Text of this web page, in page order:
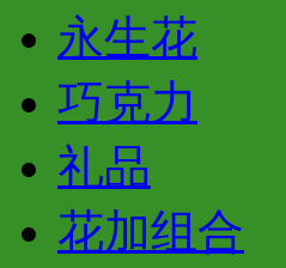
永生花
巧克力
礼品
花加组合